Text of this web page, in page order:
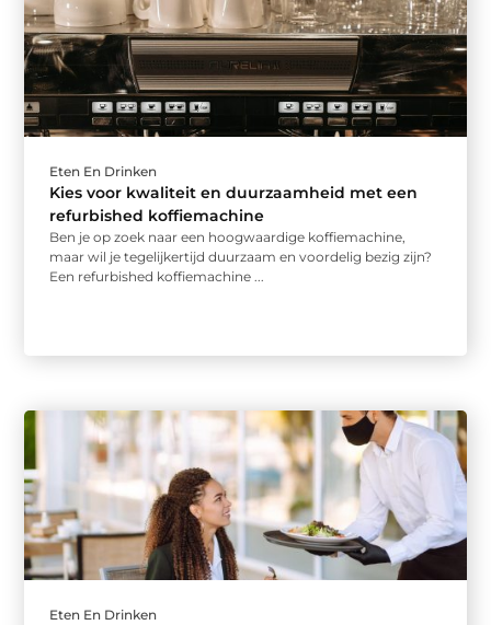
Eten En Drinken
Kies voor kwaliteit en duurzaamheid met een
refurbished koffiemachine
Ben je op zoek naar een hoogwaardige koffiemachine,
maar wil je tegelijkertijd duurzaam en voordelig bezig zijn?
Een refurbished koffiemachine ...
Eten En Drinken